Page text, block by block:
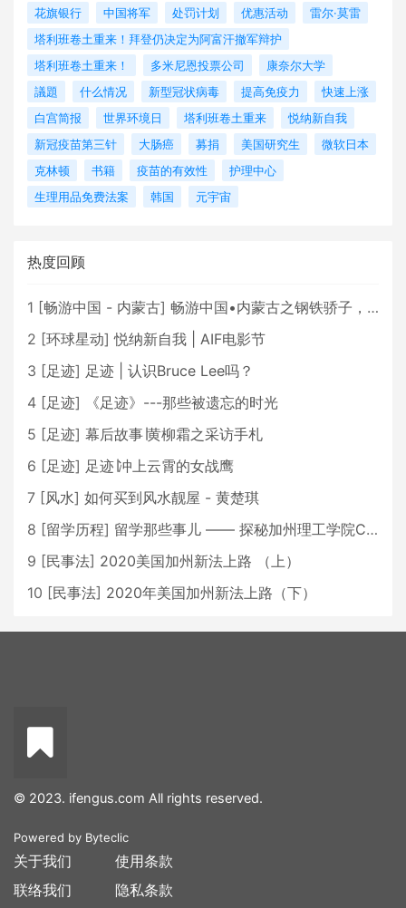
花旗银行 中国将军 处罚计划 优惠活动
雷尔·莫雷
塔利班卷土重来！拜登仍决定为阿富汗撤军辩护
塔利班卷土重来！
多米尼恩投票公司
康奈尔大学
議題
什么情况 新型冠状病毒 提高免疫力
快速上涨
白宫简报
世界环境日 塔利班卷土重来
悦纳新自我
新冠疫苗第三针
大肠癌 募捐 美国研究生
微软日本
克林顿
书籍 疫苗的有效性
护理中心
生理用品免费法案
韩国 元宇宙
热度回顾
1 [畅游中国 - 内蒙古] 畅游中国•内蒙古之钢铁骄子，魅力包头
2 [环球星动] 悦纳新自我 | AIF电影节
3 [足迹] 足迹 | 认识Bruce Lee吗？
4 [足迹]
《足迹》---那些被遗忘的时光
5 [足迹] 幕后故事∣黄柳霜之采访手札
6 [足迹] 足迹∣冲上云霄的女战鹰
7 [风水] 如何买到风水靓屋 - 黄楚琪
8 [留学历程] 留学那些事儿 —— 探秘加州理工学院Caltech博士生活 [上集]
9 [民事法] 2020美国加州新法上路 （上）
10 [民事法] 2020年美国加州新法上路（下）
© 2023. ifengus.com All rights reserved.
Powered by Byteclic
关于我们
联络我们
使用条款
隐私条款